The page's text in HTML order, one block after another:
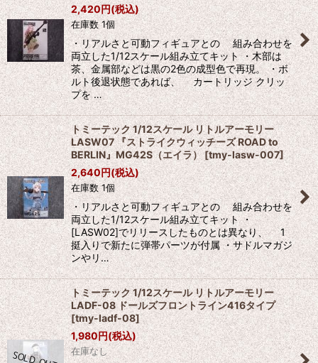
2,420円(税込)
在庫数 1個
・リアルさと可動フィギュアとの 組み合わせを
両立した1/12スケール組み立てキット ・木部は
茶、金属部などは黒の2色の成型色で再現。 ・ボ
ルト後退状態であれば、 カートリッジ クリッ
プを …
トミーテック 1/12スケール リトルアーモリー
LASW07 『ストライクウィッチーズ ROAD to
BERLIN』MG42S（エイラ） [tmy-lasw-007]
2,640円(税込)
在庫数 1個
・リアルさと可動フィギュアとの 組み合わせを
両立した1/12スケール組み立てキット ・
[LASW02]でリリースしたものとは異なり、 1
挺入りで新たに弾帯パーツが付属 ・サドルマガジ
ンやリ…
トミーテック 1/12スケール リトルアーモリー
LADF-08 ドールズフロントライン416タイプ
[tmy-ladf-08]
1,980円(税込)
在庫なし